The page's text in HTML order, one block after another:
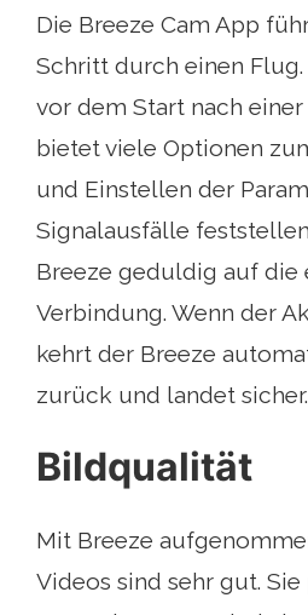
Die Breeze Cam App
Schritt durch einen
vor dem Start nach
bietet viele Optionen
und Einstellen der
Signalausfälle
Breeze geduldig auf die
Verbindung. Wenn der
kehrt der Breeze
zurück und landet sicher.
Bildqualität
Mit Breeze
Videos sind sehr gut.